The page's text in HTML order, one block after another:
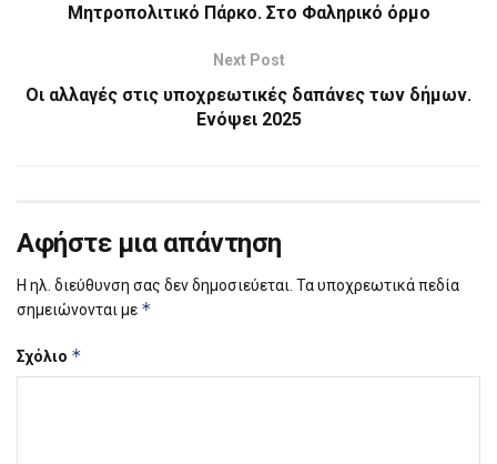
Μητροπολιτικό Πάρκο. Στο Φαληρικό όρμο
Next Post
Οι αλλαγές στις υποχρεωτικές δαπάνες των δήμων.
Ενόψει 2025
Αφήστε μια απάντηση
Η ηλ. διεύθυνση σας δεν δημοσιεύεται. Τα υποχρεωτικά πεδία
σημειώνονται με *
Σχόλιο *